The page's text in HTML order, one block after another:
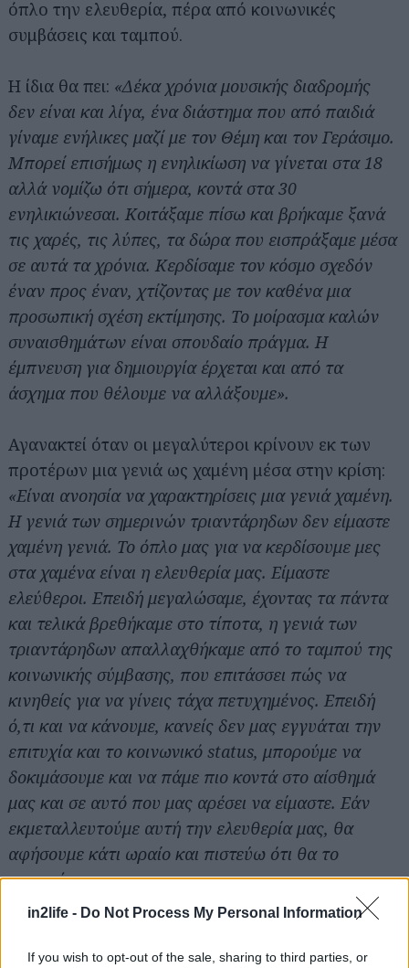
in2life - Do Not Process My Personal Information
If you wish to opt-out of the sale, sharing to third parties, or
όπλο την ελευθερία, πέρα από κοινωνικές
συμβάσεις και ταμπού.
Η ίδια θα πει: «Δέκα χρόνια μουσικής διαδρομής
δεν είναι και λίγα, ένα διάστημα που από παιδιά
γίναμε ενήλικες μαζί με τον Θέμη και τον Γεράσιμο.
Μπορεί επισήμως η ενηλικίωση να γίνεται στα 18
αλλά νομίζω ότι σήμερα, κοντά στα 30
ενηλικιώνεσαι. Κοιτάξαμε πίσω και βρήκαμε ξανά
τις χαρές, τις λύπες, τα δώρα που εισπράξαμε μέσα
σε αυτά τα χρόνια. Κερδίσαμε τον κόσμο σχεδόν
έναν προς έναν, χτίζοντας με τον καθένα μια
προσωπική σχέση εκτίμησης. Το μοίρασμα καλών
συναισθημάτων είναι σπουδαίο πράγμα. Η
έμπνευση για δημιουργία έρχεται και από τα
άσχημα που θέλουμε να αλλάξουμε».
Αγανακτεί όταν οι μεγαλύτεροι κρίνουν εκ των
προτέρων μια γενιά ως χαμένη μέσα στην κρίση:
«Είναι ανοησία να χαρακτηρίσεις μια γενιά χαμένη.
Η γενιά των σημερινών τριαντάρηδων δεν είμαστε
χαμένη γενιά. Το όπλο μας για να κερδίσουμε μες
στα χαμένα είναι η ελευθερία μας. Είμαστε
ελεύθεροι. Επειδή μεγαλώσαμε, έχοντας τα πάντα
και τελικά βρεθήκαμε στο τίποτα, η γενιά των
τριαντάρηδων απαλλαχθήκαμε από το ταμπού της
κοινωνικής σύμβασης, που επιτάσσει πώς να
κινηθείς για να γίνεις τάχα πετυχημένος. Επειδή
ό,τι και να κάνουμε, κανείς δεν μας εγγυάται την
επιτυχία και το κοινωνικό status, μπορούμε να
δοκιμάσουμε και να πάμε πιο κοντά στο αίσθημά
μας και σε αυτό που μας αρέσει να είμαστε. Εάν
εκμεταλλευτούμε αυτή την ελευθερία μας, θα
αφήσουμε κάτι ωραίο και πιστεύω ότι θα το
καταφέρουμε».
Η Νατάσσα Μποφίλιου δίνει τη μουσική παράσταση
Αναζήτηση